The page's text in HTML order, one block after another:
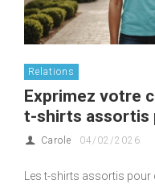
Relations
Exprimez votre
t-shirts assortis
Carole 04/02/2026
Les t-shirts assortis